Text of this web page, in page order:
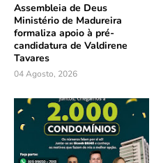
Assembleia de Deus
Ministério de Madureira
formaliza apoio à pré-
candidatura de Valdirene
Tavares
04 Agosto, 2026